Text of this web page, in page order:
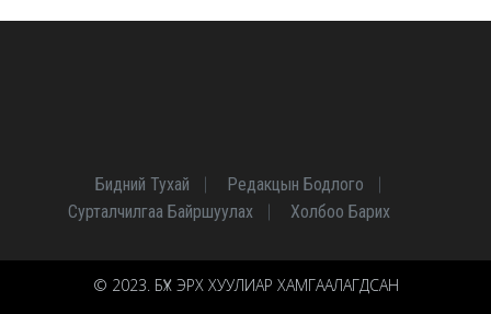
Бидний Тухай
Редакцын Бодлого
Сурталчилгаа Байршуулах
Холбоо Барих
© 2023. БҮХ ЭРХ ХУУЛИАР ХАМГААЛАГДСАН